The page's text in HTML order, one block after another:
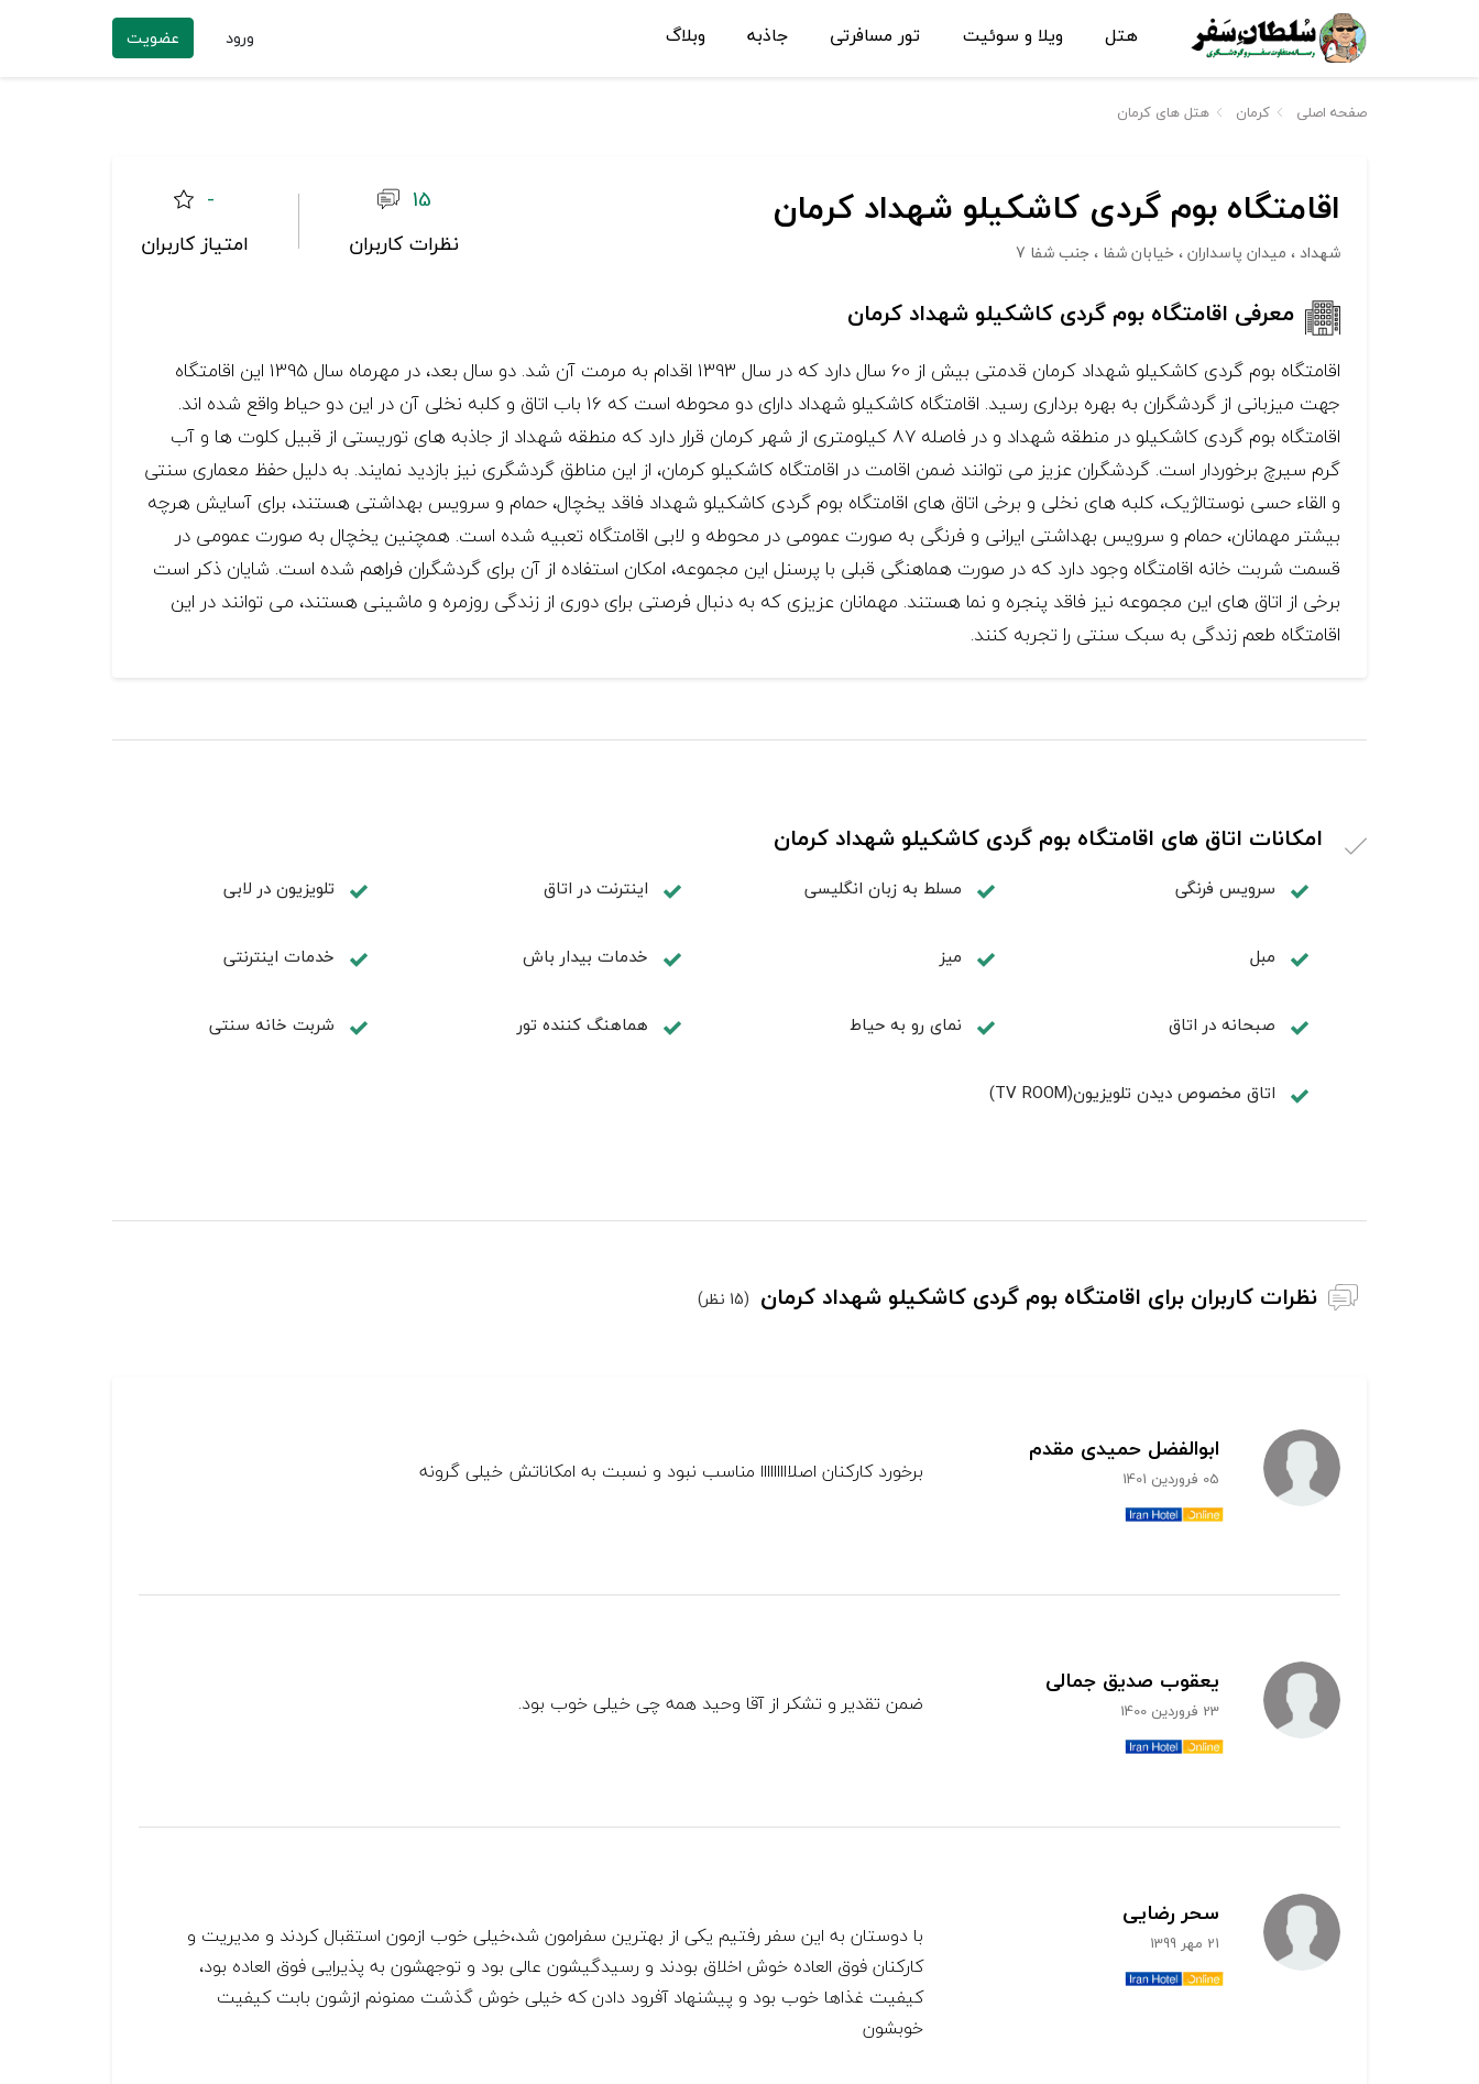
هتل ویلا و سوئیت تور مسافرتی جاذبه وبلاگ ورود عضویت
صفحه اصلی کرمان هتل های کرمان
اقامتگاه بوم گردی کاشکیلو شهداد کرمان
شهداد ، میدان پاسداران ، خیابان شفا ، جنب شفا 7
-
امتیاز کاربران
15
نظرات کاربران
معرفی اقامتگاه بوم گردی کاشکیلو شهداد کرمان
اقامتگاه بوم گردی کاشکیلو شهداد کرمان قدمتی بیش از 60 سال دارد که در سال 1393 اقدام به مرمت آن شد. دو سال بعد، در مهرماه سال 1395 این اقامتگاه
جهت میزبانی از گردشگران به بهره برداری رسید. اقامتگاه کاشکیلو شهداد دارای دو محوطه است که 16 باب اتاق و کلبه نخلی آن در این دو حیاط واقع شده اند.
اقامتگاه بوم گردی کاشکیلو در منطقه شهداد و در فاصله 87 کیلومتری از شهر کرمان قرار دارد که منطقه شهداد از جاذبه های توریستی از قبیل کلوت ها و آب
گرم سیرچ برخوردار است. گردشگران عزیز می توانند ضمن اقامت در اقامتگاه کاشکیلو کرمان، از این مناطق گردشگری نیز بازدید نمایند. به دلیل حفظ معماری سنتی
و القاء حسی نوستالژیک، کلبه های نخلی و برخی اتاق های اقامتگاه بوم گردی کاشکیلو شهداد فاقد یخچال، حمام و سرویس بهداشتی هستند، برای آسایش هرچه
بیشتر مهمانان، حمام و سرویس بهداشتی ایرانی و فرنگی به صورت عمومی در محوطه و لابی اقامتگاه تعبیه شده است. همچنین یخچال به صورت عمومی در
قسمت شربت خانه اقامتگاه وجود دارد که در صورت هماهنگی قبلی با پرسنل این مجموعه، امکان استفاده از آن برای گردشگران فراهم شده است. شایان ذکر است
برخی از اتاق های این مجموعه نیز فاقد پنجره و نما هستند. مهمانان عزیزی که به دنبال فرصتی برای دوری از زندگی روزمره و ماشینی هستند، می توانند در این
اقامتگاه طعم زندگی به سبک سنتی را تجربه کنند.
امکانات اتاق های اقامتگاه بوم گردی کاشکیلو شهداد کرمان
سرویس فرنگی مسلط به زبان انگليسی اينترنت در اتاق تلويزيون در لابی
مبل ميز خدمات بيدار باش خدمات اینترنتی
صبحانه در اتاق نمای رو به حیاط هماهنگ کننده تور شربت خانه سنتی
اتاق مخصوص دیدن تلویزیون(TV ROOM)
نظرات کاربران برای اقامتگاه بوم گردی کاشکیلو شهداد کرمان (15 نظر)
ابوالفضل حمیدی مقدم
05 فروردین 1401 برخورد کارکنان اصلااااااااا مناسب نبود و نسبت به امکاناتش خیلی گرونه
یعقوب صدیق جمالی
23 فروردین 1400 ضمن تقدیر و‌ تشکر از آقا وحید همه چی خیلی خوب بود.
سحر رضایی
21 مهر 1399
با دوستان به این سفر رفتیم یکی از بهترین سفرامون شد،خیلی خوب ازمون استقبال کردند و مدیریت و
کارکنان فوق العاده خوش اخلاق بودند و رسیدگیشون عالی بود و توجهشون به پذیرایی فوق العاده بود،
کیفیت غذاها خوب بود و پیشنهاد آفرود دادن که خیلی خوش گذشت ممنونم ازشون بابت کیفیت
خوبشون